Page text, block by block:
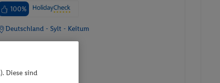
100%
Deutschland - Sylt - Keitum
Diese sind